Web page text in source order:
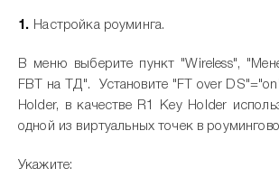
Настройка роуминга.
В меню выберите пункт "Wireless",
FBT на ТД". Установите "FT over
Holder, в качестве R1 Key Holder
одной из виртуальных точек в
Укажите: